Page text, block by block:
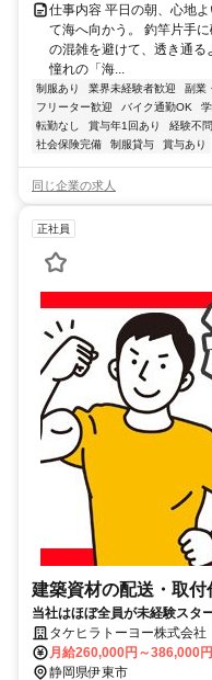
仕事内容 平日の朝、心地
て海へ向かう。 釣竿片手
の混雑を避けて、透き通る
憧れの「海...
制服あり 業界未経験者歓迎 副業
フリーター歓迎
バイク通勤OK
転勤なし
賞与年1回あり 経験不問
社会保険完備
制服貸与 賞与あり
同じ企業の求人
正社員
建築資材の配送・取付
当社はほぼ全員が未経験スタ
タケヒラトーヨー株式会社
月給260,000円～386,000円
静岡県伊東市